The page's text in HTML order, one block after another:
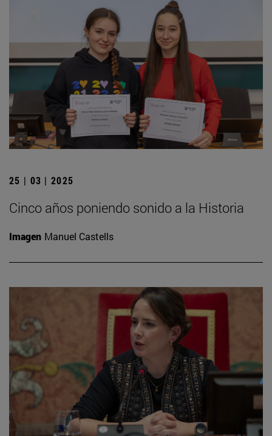
25 | 03 | 2025
Cinco años poniendo sonido a la Historia
Imagen Manuel Castells